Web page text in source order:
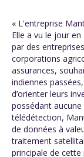
« L'entreprise
Elle a vu le jour
par des
corporations
assurances,
indiennes
d’orienter leurs
possédant
télédétection,
de données à
traitement
principale de cette